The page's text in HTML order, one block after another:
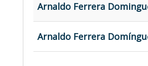
Arnaldo Ferrera
Arnaldo Ferrera